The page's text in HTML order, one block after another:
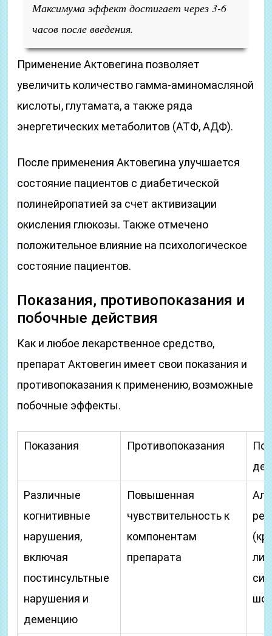
Максимума эффект достигает через 3-6
часов после введения.
Применение Актовегина позволяет
увеличить количество гамма-аминомасляной
кислоты, глутамата, а также ряда
энергетических метаболитов (АТФ, АДФ).
После применения Актовегина улучшается
состояние пациентов с диабетической
полинейропатией за счет активизации
окисления глюкозы. Также отмечено
положительное влияние на психологическое
состояние пациентов.
Показания, противопоказания и
побочные действия
Как и любое лекарственное средство,
препарат Актовегин имеет свои показания и
противопоказания к применению, возможные
побочные эффекты.
Показания Противопоказания
Различные
когнитивные
нарушения,
включая
постинсультные
нарушения и
деменцию
Повышенная
чувствительность к
компонентам
препарата